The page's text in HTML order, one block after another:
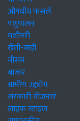
औषधीय फसलें
पशुपालन
मशीनरी
खेती-बाड़ी
मौसम
बाजार
ग्रामीण उद्द्योग
सरकारी योजनाएं
लाइफ स्टाइल